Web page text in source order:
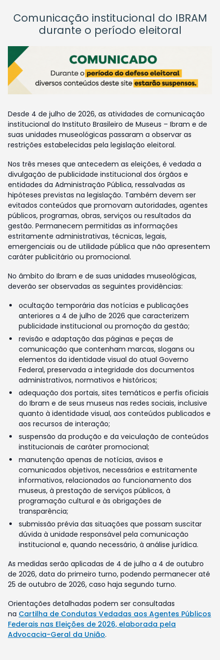
Comunicação institucional do IBRAM
durante o período eleitoral
Desde 4 de julho de 2026, as atividades de comunicação
institucional do Instituto Brasileiro de Museus – Ibram e de
suas unidades museológicas passaram a observar as
restrições estabelecidas pela legislação eleitoral.
Nos três meses que antecedem as eleições, é vedada a
divulgação de publicidade institucional dos órgãos e
entidades da Administração Pública, ressalvadas as
hipóteses previstas na legislação. Também devem ser
evitados conteúdos que promovam autoridades, agentes
públicos, programas, obras, serviços ou resultados da
gestão. Permanecem permitidas as informações
estritamente administrativas, técnicas, legais,
emergenciais ou de utilidade pública que não apresentem
caráter publicitário ou promocional.
No âmbito do Ibram e de suas unidades museológicas,
deverão ser observadas as seguintes providências:
ocultação temporária das notícias e publicações
anteriores a 4 de julho de 2026 que caracterizem
publicidade institucional ou promoção da gestão;
revisão e adaptação das páginas e peças de
comunicação que contenham marcas, slogans ou
elementos da identidade visual do atual Governo
Federal, preservada a integridade dos documentos
administrativos, normativos e históricos;
adequação dos portais, sites temáticos e perfis oficiais
do Ibram e de seus museus nas redes sociais, inclusive
quanto à identidade visual, aos conteúdos publicados e
aos recursos de interação;
suspensão da produção e da veiculação de conteúdos
institucionais de caráter promocional;
manutenção apenas de notícias, avisos e
comunicados objetivos, necessários e estritamente
informativos, relacionados ao funcionamento dos
museus, à prestação de serviços públicos, à
programação cultural e às obrigações de
transparência;
submissão prévia das situações que possam suscitar
dúvida à unidade responsável pela comunicação
institucional e, quando necessário, à análise jurídica.
As medidas serão aplicadas de 4 de julho a 4 de outubro
de 2026, data do primeiro turno, podendo permanecer até
25 de outubro de 2026, caso haja segundo turno.
Orientações detalhadas podem ser consultadas
na Cartilha de Condutas Vedadas aos Agentes Públicos
Federais nas Eleições de 2026, elaborada pela
Advocacia-Geral da União.